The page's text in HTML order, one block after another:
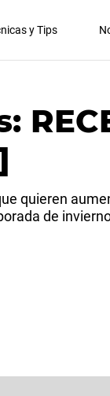
y Tips
quieren
de